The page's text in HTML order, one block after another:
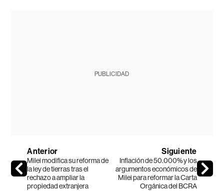
PUBLICIDAD
Anterior
Milei modifica su reforma de
la ley de tierras tras el
rechazo a ampliar la
propiedad extranjera
Siguiente
Inflación de 50.000% y los
argumentos económicos de
Milei para reformar la Carta
Orgánica del BCRA